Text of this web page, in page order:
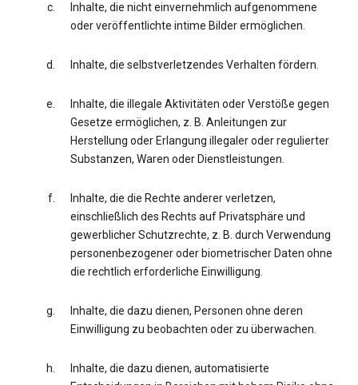
Inhalte, die nicht einvernehmlich aufgenommene
oder veröffentlichte intime Bilder ermöglichen.
Inhalte, die selbstverletzendes Verhalten fördern.
Inhalte, die illegale Aktivitäten oder Verstöße gegen
Gesetze ermöglichen, z. B. Anleitungen zur
Herstellung oder Erlangung illegaler oder regulierter
Substanzen, Waren oder Dienstleistungen.
Inhalte, die die Rechte anderer verletzen,
einschließlich des Rechts auf Privatsphäre und
gewerblicher Schutzrechte, z. B. durch Verwendung
personenbezogener oder biometrischer Daten ohne
die rechtlich erforderliche Einwilligung.
Inhalte, die dazu dienen, Personen ohne deren
Einwilligung zu beobachten oder zu überwachen.
Inhalte, die dazu dienen, automatisierte